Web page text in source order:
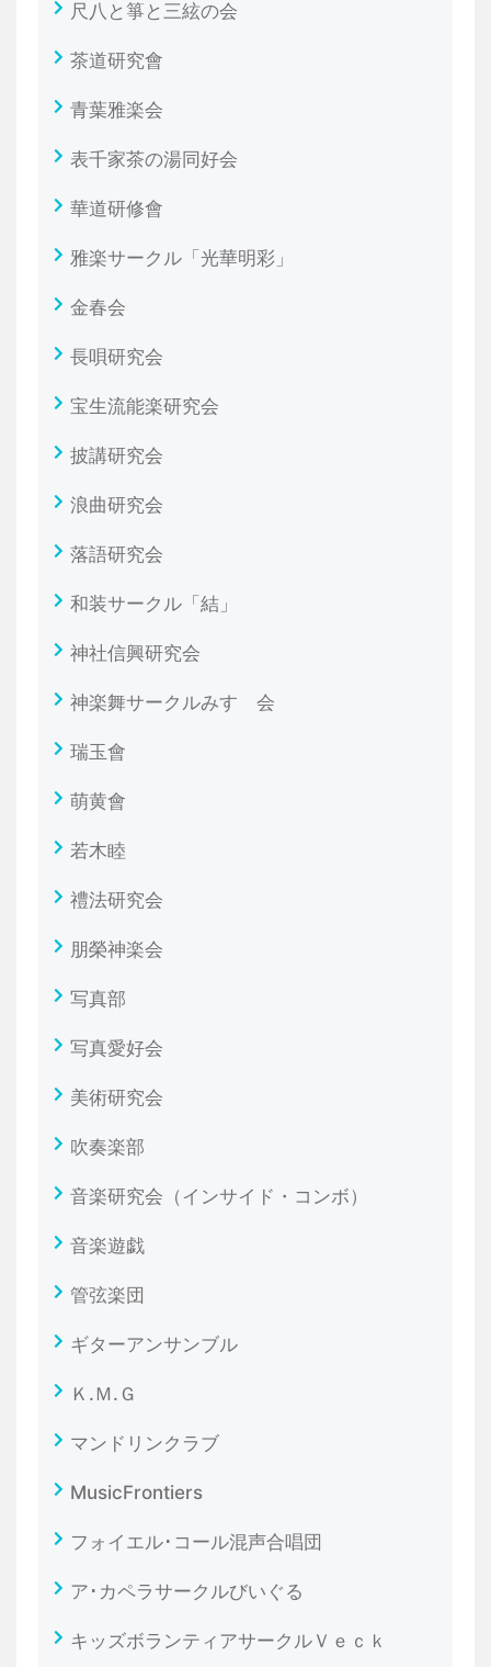
尺八と箏と三絃の会
茶道研究會
青葉雅楽会
表千家茶の湯同好会
華道研修會
雅楽サークル「光華明彩」
金春会
長唄研究会
宝生流能楽研究会
披講研究会
浪曲研究会
落語研究会
和装サークル「結」
神社信興研究会
神楽舞サークルみすゞ会
瑞玉會
萌黄會
若木睦
禮法研究会
朋榮神楽会
写真部
写真愛好会
美術研究会
吹奏楽部
音楽研究会（インサイド・コンボ）
音楽遊戯
管弦楽団
ギターアンサンブル
Ｋ.Ｍ.Ｇ
マンドリンクラブ
MusicFrontiers
フォイエル･コール混声合唱団
ア･カペラサークルびいぐる
キッズボランティアサークルＶｅｃｋ